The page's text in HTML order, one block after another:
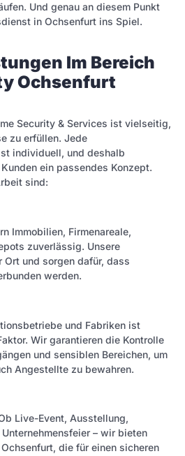
Und genau an diesem Punkt
in Ochsenfurt ins Spiel.
Im Bereich
Ochsenfurt
Security & Services ist vielseitig,
zu erfüllen. Jede
individuell, und deshalb
ein passendes Konzept.
sind:
Immobilien, Firmenareale,
zuverlässig. Unsere
und sorgen dafür, dass
werden.
und Fabriken ist
Wir garantieren die Kontrolle
und sensiblen Bereichen, um
Angestellte zu bewahren.
Live-Event, Ausstellung,
– wir bieten
die für einen sicheren